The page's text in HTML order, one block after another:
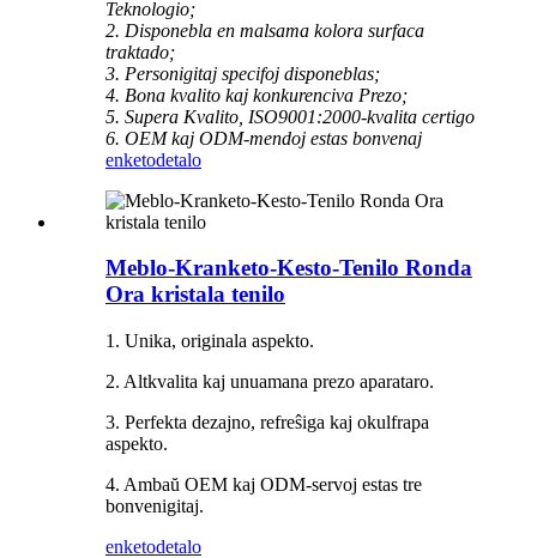
Teknologio;
2. Disponebla en malsama kolora surfaca
traktado;
3. Personigitaj specifoj disponeblas;
4. Bona kvalito kaj konkurenciva Prezo;
5. Supera Kvalito, ISO9001:2000-kvalita certigo
6. OEM kaj ODM-mendoj estas bonvenaj
enketodetalo
Meblo-Kranketo-Kesto-Tenilo Ronda
Ora kristala tenilo
1. Unika, originala aspekto.
2. Altkvalita kaj unuamana prezo aparataro.
3. Perfekta dezajno, refreŝiga kaj okulfrapa
aspekto.
4. Ambaŭ OEM kaj ODM-servoj estas tre
bonvenigitaj.
enketodetalo